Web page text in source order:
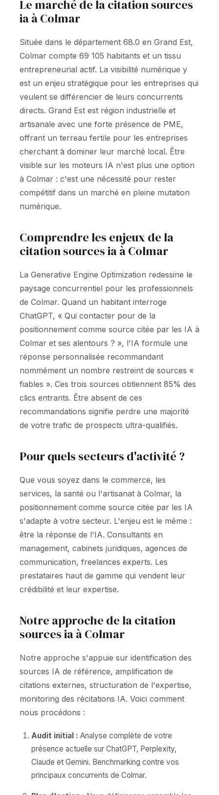
Le marché de la citation sources
ia à Colmar
Située dans le département 68.0 en Grand Est,
Colmar compte 69 105 habitants et un tissu
entrepreneurial actif. La visibilité numérique y
est un enjeu stratégique pour les entreprises qui
veulent se différencier de leurs concurrents
directs. Grand Est est région industrielle et
artisanale avec une forte présence de PME,
offrant un terreau fertile pour les entreprises
cherchant à dominer leur marché local. Être
visible sur les moteurs IA n'est plus une option
à Colmar : c'est une nécessité pour rester
compétitif dans un marché en pleine mutation
numérique.
Comprendre les enjeux de la
citation sources ia à Colmar
La Generative Engine Optimization redessine le
paysage concurrentiel pour les professionnels
de Colmar. Quand un habitant interroge
ChatGPT, « Qui contacter pour de la
positionnement comme source citée par les IA à
Colmar et ses alentours ? », l'IA formule une
réponse personnalisée recommandant
nommément un nombre restreint de sources «
fiables ». Ces trois sources obtiennent 85% des
clics entrants. Être absent de ces
recommandations signifie perdre une majorité
de votre trafic de prospects ultra-qualifiés.
Pour quels secteurs d'activité ?
Que vous soyez dans le commerce, les
services, la santé ou l'artisanat à Colmar, la
positionnement comme source citée par les IA
s'adapte à votre secteur. L'enjeu est le même :
être la réponse de l'IA. Consultants en
management, cabinets juridiques, agences de
communication, freelances experts. Les
prestataires haut de gamme qui vendent leur
crédibilité et leur expertise.
Notre approche de la citation
sources ia à Colmar
Notre approche s'appuie sur identification des
sources IA de référence, amplification de
citations externes, structuration de l'expertise,
monitoring des récitations IA. Voici comment
nous procédons :
Audit initial : Analyse complète de votre
présence actuelle sur ChatGPT, Perplexity,
Claude et Gemini. Benchmarking contre vos
principaux concurrents de Colmar.